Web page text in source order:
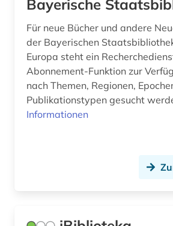
siegel (1)
slawistik (1)
sowjetunion (2)
sowjetunion. kgb. kuos (1)
Polen (18)
Portugal (1)
Rheinland-Pfalz (1)
Roemisches Reich (1)
Rumänien (12)
Bayerische
Für neue Bücher und andere
der Bayerischen
Europa steht ein
Abonnement-Funktion zur
nach Themen, Regionen,
Publikationstypen gesucht
Informationen